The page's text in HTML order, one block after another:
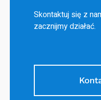
Skontaktuj się z
zacznijmy działać.